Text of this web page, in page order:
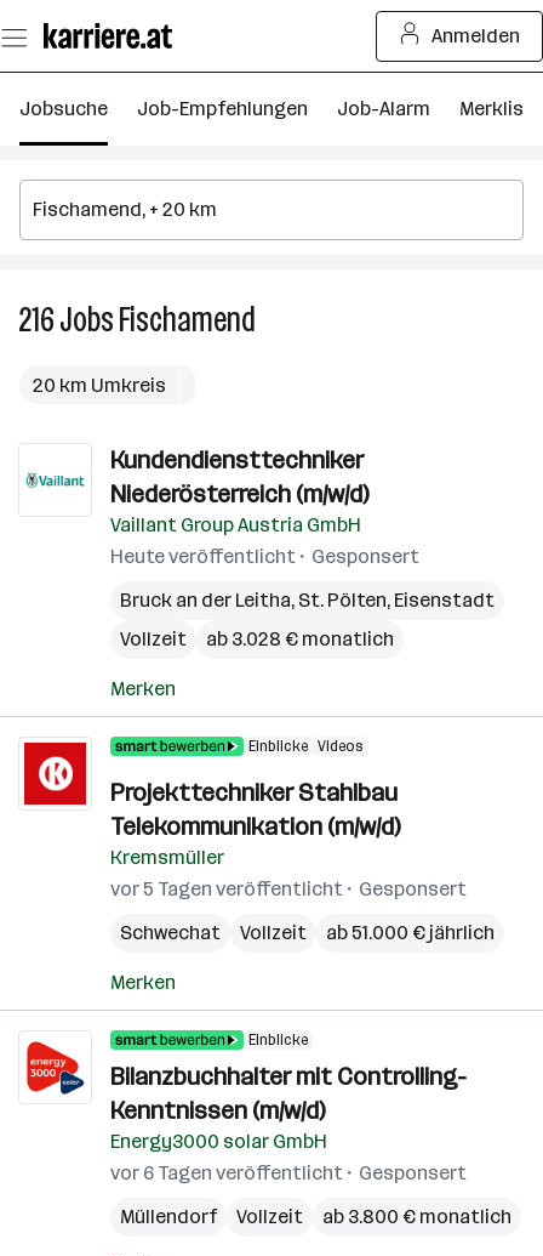
Seiteninhalt
springen
Anmelden
Jobsuche Job-Empfehlungen Job-Alarm Merkliste
216JobsFischamend
20 km Umkreis
Kundendiensttechniker
Niederösterreich (m/w/d)
Vaillant Group Austria GmbH
Heute veröffentlicht
Gesponsert
Bruck an der Leitha, St. Pölten, Eisenstadt
Vollzeit
ab 3.028 € monatlich
Merken
Einblicke Videos
Projekttechniker Stahlbau
Telekommunikation (m/w/d)
Kremsmüller
vor 5 Tagen veröffentlicht
Gesponsert
Schwechat
Vollzeit ab 51.000 € jährlich
Merken
Einblicke
Bilanzbuchhalter mit Controlling-
Kenntnissen (m/w/d)
Energy3000 solar GmbH
vor 6 Tagen veröffentlicht
Gesponsert
Müllendorf
Vollzeit ab 3.800 € monatlich